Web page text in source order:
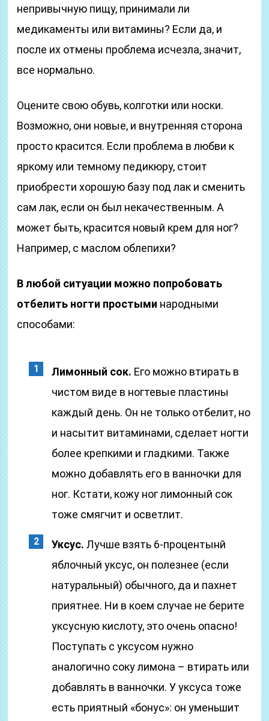
непривычную пищу, принимали ли
медикаменты или витамины? Если да, и
после их отмены проблема исчезла, значит,
все нормально.
Оцените свою обувь, колготки или носки.
Возможно, они новые, и внутренняя сторона
просто красится. Если проблема в любви к
яркому или темному педикюру, стоит
приобрести хорошую базу под лак и сменить
сам лак, если он был некачественным. А
может быть, красится новый крем для ног?
Например, с маслом облепихи?
В любой ситуации можно попробовать
отбелить ногти простыми народными
способами:
Лимонный сок. Его можно втирать в
чистом виде в ногтевые пластины
каждый день. Он не только отбелит, но
и насытит витаминами, сделает ногти
более крепкими и гладкими. Также
можно добавлять его в ванночки для
ног. Кстати, кожу ног лимонный сок
тоже смягчит и осветлит.
Уксус. Лучше взять 6-процентынй
яблочный уксус, он полезнее (если
натуральный) обычного, да и пахнет
приятнее. Ни в коем случае не берите
уксусную кислоту, это очень опасно!
Поступать с уксусом нужно
аналогично соку лимона – втирать или
добавлять в ванночки. У уксуса тоже
есть приятный «бонус»: он уменьшит